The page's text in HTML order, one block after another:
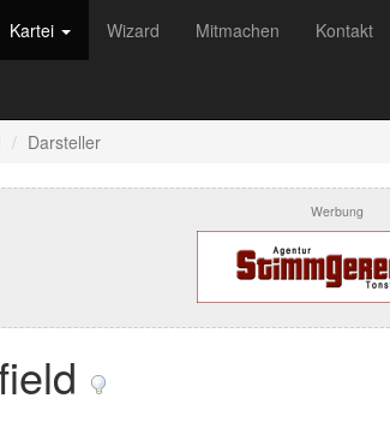
Kartei Wizard Mitmachen Kontakt
Darsteller
Werbung